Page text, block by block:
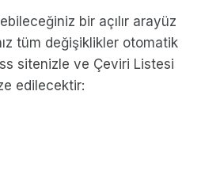
bir açılır arayüz
tüm değişiklikler otomatik
sitenizle ve Çeviri Listesi
edilecektir: